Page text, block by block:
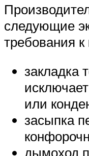
следующие
требования к
закладка
или
засыпка
дымоход